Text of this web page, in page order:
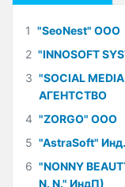
1 "SeoNest" ООО
2 "INNOSOFT
3 "SOCIAL
АГЕНТСТВО
4 "ZORGO" ООО
5 "AstraSoft"
6 "NONNY
N. N." ИндП)